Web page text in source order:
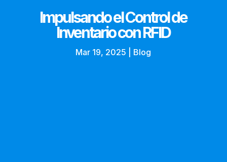
Impulsando el Control de
Inventario con RFID
Mar 19, 2025 Blog